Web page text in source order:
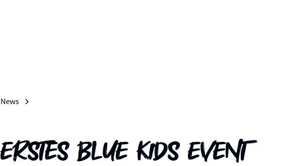
News
Erstes Blue Kids Event